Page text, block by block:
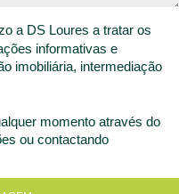
a DS Loures a tratar os
informativas e
imobiliária, intermediação
momento através do
ou contactando